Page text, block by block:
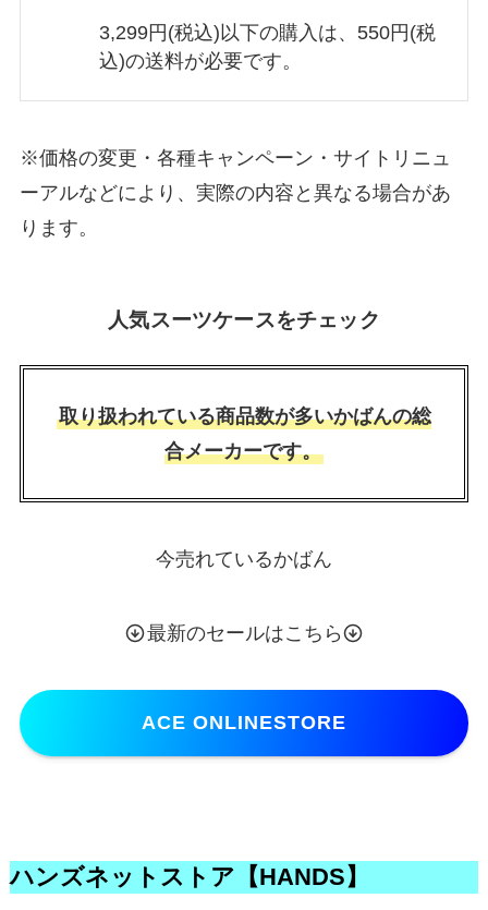
3,299円(税込)以下の購入は、550円(税
込)の送料が必要です。
※価格の変更・各種キャンペーン・サイトリニュ
ーアルなどにより、実際の内容と異なる場合があ
ります。
人気スーツケースをチェック
取り扱われている商品数が多いかばんの総
合メーカーです。
今売れているかばん
最新のセールはこちら
ACE ONLINESTORE
ハンズネットストア【HANDS】